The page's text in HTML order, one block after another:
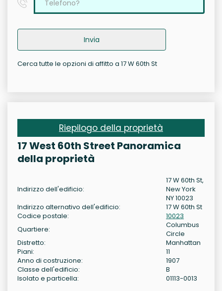
Invia
Cerca tutte le opzioni di affitto a 17 W 60th St
Riepilogo della proprietà
17 West 60th Street Panoramica
della proprietà
Indirizzo dell'edificio:
17 W 60th St,
New York
NY 10023
Indirizzo alternativo dell'edificio:
17 W 60th St
Codice postale:
10023
Quartiere:
Columbus
Circle
Distretto:
Manhattan
Piani:
11
Anno di costruzione:
1907
Classe dell'edificio:
B
Isolato e particella:
01113-0013